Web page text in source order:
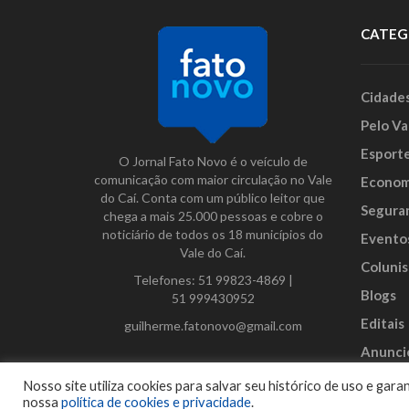
O Jornal Fato Novo é o veículo de
comunicação com maior circulação no Vale
do Caí. Conta com um público leitor que
chega a mais 25.000 pessoas e cobre o
noticiário de todos os 18 municípios do
Vale do Caí.
Telefones: 51 99823-4869 |
51 999430952
guilherme.fatonovo@gmail.com
Facebook
Instagram
Twitter
Pelo
Blogs
Editais
Nosso site utiliza cookies para salvar seu histórico de uso e
nossa política de cookies e privacidade.